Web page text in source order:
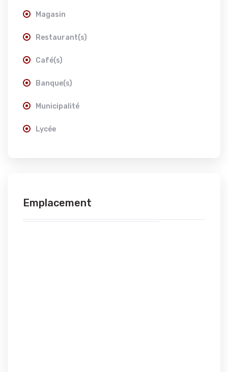
Magasin
Restaurant(s)
Café(s)
Banque(s)
Municipalité
Lycée
Emplacement